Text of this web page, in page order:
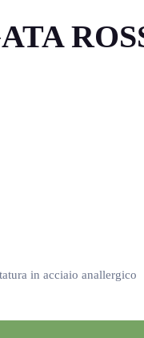
in acciaio anallergico